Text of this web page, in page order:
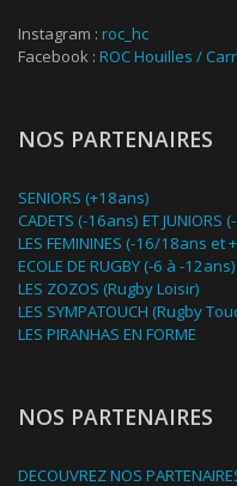
Instagram : roc_hc
Facebook : ROC Houilles /
NOS PARTENAIRES
SENIORS (+18ans)
CADETS (-16ans) ET JUNIORS
LES FEMININES (-16/18ans et
ECOLE DE RUGBY (-6 à -
LES ZOZOS (Rugby Loisir)
LES SYMPATOUCH (Rugby
LES PIRANHAS EN FORME
NOS PARTENAIRES
DECOUVREZ NOS